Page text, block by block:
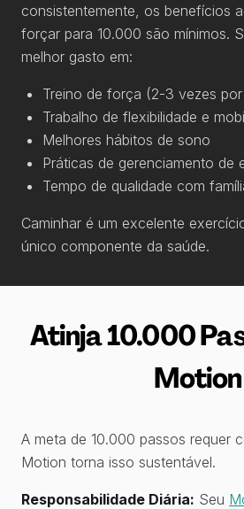
consistentemente, os benefícios
forçar para 10.000 são mínimos.
melhor gasto em:
Treino de força (2-3 vezes por
Trabalho de flexibilidade e
Melhores hábitos de sono
Práticas de gerenciamento de
Tempo de qualidade com
Caminhar é um excelente
único componente da saúde.
Atinja 10.000
Motion
A meta de 10.000 passos requer
Motion torna isso sustentável.
Responsabilidade Diária: Seu